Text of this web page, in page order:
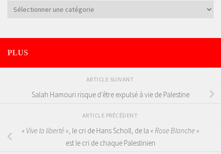
Catégories
PLUS
ARTICLE SUIVANT
Salah Hamouri risque d’être expulsé à vie de Palestine
ARTICLE PRÉCÉDENT
« Vive la liberté », le cri de Hans Scholl, de la « Rose Blanche »
est le cri de chaque Palestinien